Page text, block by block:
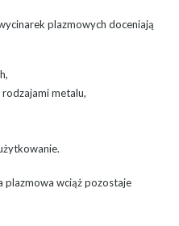
plazmowych doceniają
metalu,
plazmowa wciąż pozostaje